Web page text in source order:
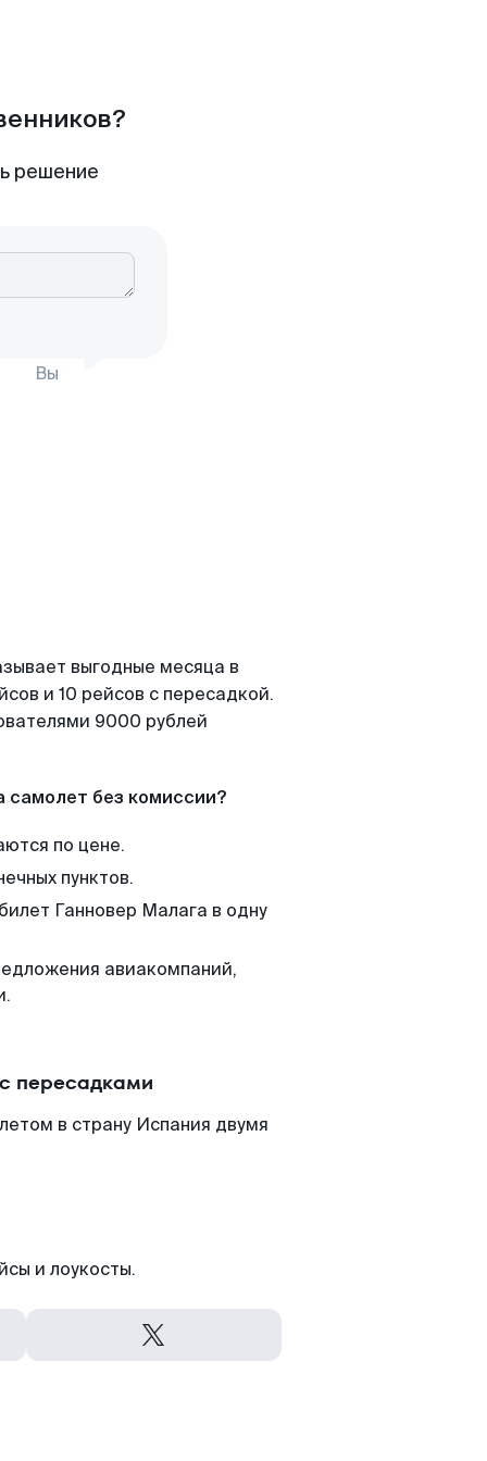
решение
Вы
выгодные месяца в
и 10 рейсов с пересадкой.
9000 рублей
самолет без комиссии?
по цене.
пунктов.
Ганновер Малага в одну
авиакомпаний,
пересадками
в страну Испания двумя
и лоукосты.